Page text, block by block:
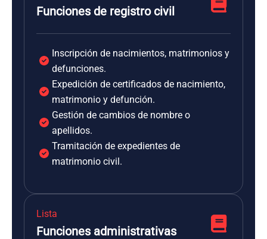
Funciones de registro civil
Inscripción de nacimientos, matrimonios y
defunciones.
Expedición de certificados de nacimiento,
matrimonio y defunción.
Gestión de cambios de nombre o
apellidos.
Tramitación de expedientes de
matrimonio civil.
Lista
Funciones administrativas